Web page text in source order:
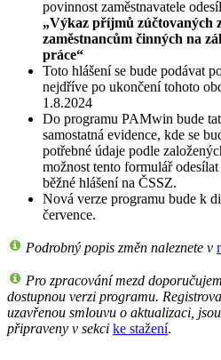
povinnost zaměstnavatele
„Výkaz příjmů zúčtovaných
zaměstnancům činných na
práce“
Toto hlášení se bude podávat
nejdříve po ukončení tohoto
1.8.2024
Do programu PAMwin bude
samostatná evidence, kde se
potřebné údaje podle
možnost tento formulář
běžné hlášení na ČSSZ.
Nová verze programu bude k
července.
Podrobný popis změn naleznete v
Pro zpracování mezd
dostupnou verzi programu.
uzavřenou smlouvu o aktualizaci,
připraveny v sekci ke stažení.